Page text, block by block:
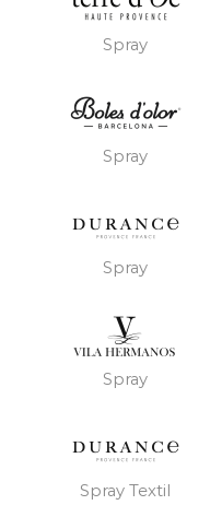
Spray
Spray
Spray
Spray
Spray Textil